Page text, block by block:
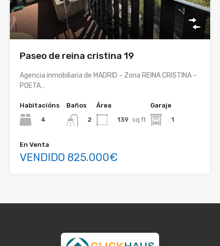
Paseo de reina cristina 19
Agencia inmobiliaria de MADRID – Zona REINA CRISTINA –
POETA…
Habitacións
4
Baños
2
Área
139 sq ft
Garaje
1
En Venta
VENDIDO 825.000€